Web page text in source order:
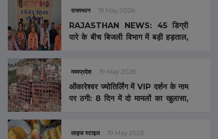
राजस्थान 19 May 2026
RAJASTHAN NEWS: 45 डिग्री
पारे के बीच बिजली विभाग में बड़ी हड़ताल,
मध्यप्रदेश 19 May 2026
ओंकारेश्वर ज्योतिर्लिंग में VIP दर्शन के नाम
पर ठगी: 8 दिन में दो मामलों का खुलासा,
वैधानिक वेबसाइट से ही लें पास
लाइफ स्टाइल 19 May 2026